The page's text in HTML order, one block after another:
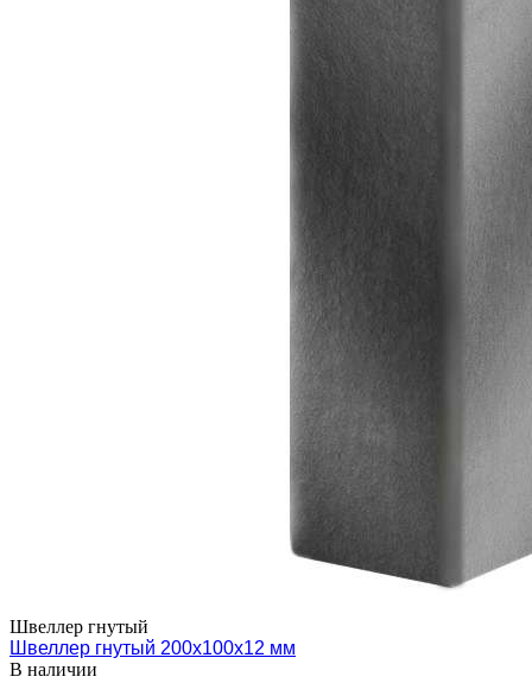
Швеллер гнутый
Швеллер гнутый 200х100х12 мм
В наличии